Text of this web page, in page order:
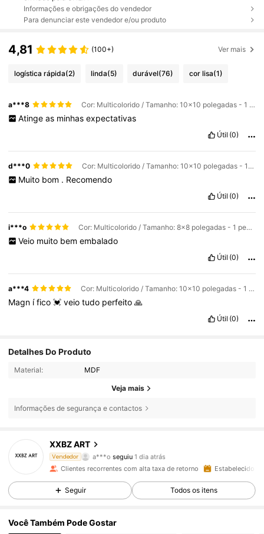
Informações e obrigações do vendedor
Para denunciar este vendedor e/ou produto
4,81 (100+) Ver mais
logística rápida(2) linda(5) durável(76) cor lisa(1)
a***8 Cor: Multicolorido / Tamanho: 10x10 polegadas - 1 peça / Tipos de estilo: Acabamento em preto fosco
Atinge as minhas expectativas
Útil (0)
d***0 Cor: Multicolorido / Tamanho: 10x10 polegadas - 1 peça / Tipos de estilo: Acabamento em preto fosco
Muito bom . Recomendo
Útil (0)
i***o Cor: Multicolorido / Tamanho: 8x8 polegadas - 1 peça / Tipos de estilo: Acabamento em madeira clara
Veio muito bem embalado
Útil (0)
a***4 Cor: Multicolorido / Tamanho: 10x10 polegadas - 1 peça / Tipos de estilo: Acabamento em madeira clara
Magn ífico💓veiotudo perfeito🙏
Útil (0)
Detalhes Do Produto
Material: MDF
Veja mais
Informações de segurança e contactos
XXBZ ART
Vendedor
a***o
a***iestá a navegar
4,82
118 Seguidores
Clientes recorrentes com alta taxa de retorno Estabelecido
Seguir Todos os itens
Você Também Pode Gostar